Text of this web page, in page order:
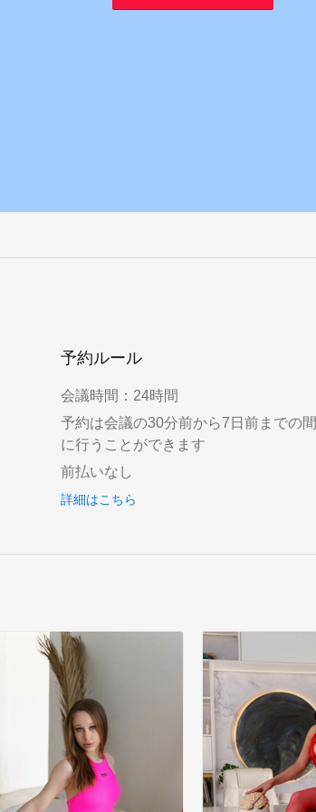
予約ルール
会議時間：24時間
予約は会議の30分前から7日前までの間
に行うことができます
前払いなし
詳細はこちら